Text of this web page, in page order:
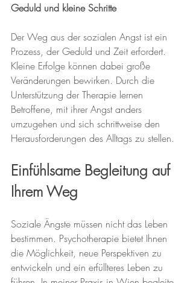
Geduld und kleine Schritte
Der Weg aus der sozialen Angst ist ein
Prozess, der Geduld und Zeit erfordert.
Kleine Erfolge können dabei große
Veränderungen bewirken. Durch die
Unterstützung der Therapie lernen
Betroffene, mit ihrer Angst anders
umzugehen und sich schrittweise den
Herausforderungen des Alltags zu stellen.
Einfühlsame Begleitung auf
Ihrem Weg
Soziale Ängste müssen nicht das Leben
bestimmen. Psychotherapie bietet Ihnen
die Möglichkeit, neue Perspektiven zu
entwickeln und ein erfüllteres Leben zu